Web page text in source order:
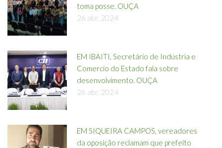
toma posse. OUÇA
26 abr, 2024
EM IBAITI, Secretário de Indústria e
Comercio do Estado fala sobre
desenvolvimento. OUÇA
26 abr, 2024
EM SIQUEIRA CAMPOS, vereadores
da oposição reclamam que prefeito